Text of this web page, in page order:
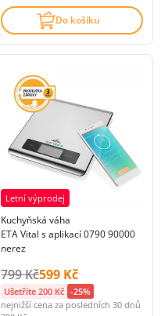
Do košíku
Letní výprodej
Kuchyňská váha
ETA Vital s aplikací 0790 90000
nerez
Původní cena s DPH:
799 KčCena s DPH:
599 Kč
Ušetříte 200 Kč -25%
nejnižší cena za posledních 30 dnů